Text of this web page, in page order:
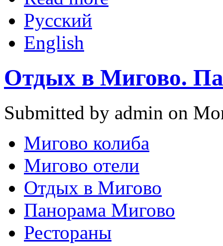
Русский
English
Отдых в Мигово.
Submitted by admin on
Мигово колиба
Мигово отели
Отдых в Мигово
Панорама Мигово
Рестораны